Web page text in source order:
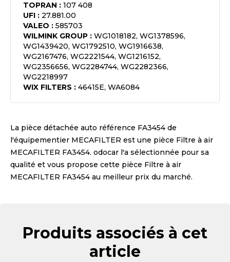
TOPRAN : 107 408
UFI : 27.881.00
VALEO : 585703
WILMINK GROUP : WG1018182, WG1378596,
WG1439420, WG1792510, WG1916638,
WG2167476, WG2221544, WG1216152,
WG2356656, WG2284744, WG2282366,
WG2218997
WIX FILTERS : 46415E, WA6084
La pièce détachée auto référence FA3454 de
l'équipementier MECAFILTER est une pièce Filtre à air
MECAFILTER FA3454. odocar l'a sélectionnée pour sa
qualité et vous propose cette pièce Filtre à air
MECAFILTER FA3454 au meilleur prix du marché.
Produits associés à cet
article